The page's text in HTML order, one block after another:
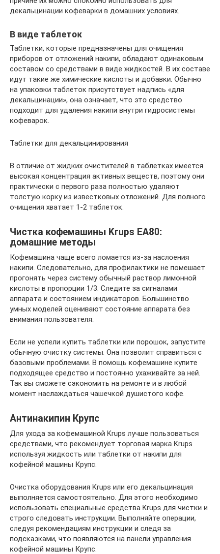
декальцинации кофеварки в домашних условиях.
В виде таблеток
Таблетки, которые предназначены для очищения
приборов от отложений накипи, обладают одинаковым
составом со средствами в виде жидкостей. В их составе
идут такие же химические кислоты и добавки. Обычно
на упаковки таблеток присутствует надпись «для
декальцинации», она означает, что это средство
подходит для удаления накипи внутри гидросистемы
кофеварок.
Таблетки для декальцинирования
В отличие от жидких очистителей в таблетках имеется
высокая концентрация активных веществ, поэтому они
практически с первого раза полностью удаляют
толстую корку из известковых отложений. Для полного
очищения хватает 1-2 таблеток.
Чистка кофемашины Krups EA80:
домашние методы
Кофемашина чаще всего ломается из-за наслоения
накипи. Следовательно, для профилактики не помешает
прогонять через систему обычный раствор лимонной
кислоты в пропорции 1/3. Следите за сигналами
аппарата и состоянием индикаторов. Большинство
умных моделей оценивают состояние аппарата без
внимания пользователя.
Если не успели купить таблетки или порошок, запустите
обычную очистку системы. Она позволит справиться с
базовыми проблемами. В помощь кофемашине купите
подходящее средство и постоянно ухаживайте за ней.
Так вы сможете сэкономить на ремонте и в любой
момент наслаждаться чашечкой душистого кофе.
Антинакипин Крупс
Для ухода за кофемашиной Krups лучше пользоваться
средствами, что рекомендует торговая марка Krups
используя жидкость или таблетки от накипи для
кофейной машины Крупс.
Очистка оборудования Krups или его декальцинация
выполняется самостоятельно. Для этого необходимо
использовать специальные средства Krups для чистки и
строго следовать инструкции. Выполняйте операции,
следуя рекомендациям инструкции и следя за
подсказками, что появляются на панели управления
кофейной машины Крупс.